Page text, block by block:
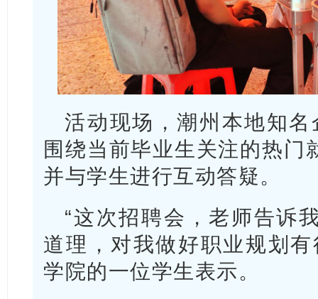
活动现场，潮州本地知
围绕当前毕业生关注的热门
并与学生进行互动答疑。
“这次招聘会，老师告诉
道理，对我做好职业规划
学院的一位学生表示。